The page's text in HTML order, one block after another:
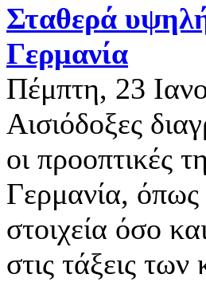
Σταθερά
Γερμανία
Πέμπτη, 23
Αισιόδοξες
οι προοπτικές
Γερμανία, όπως
στοιχεία όσο
στις τάξεις